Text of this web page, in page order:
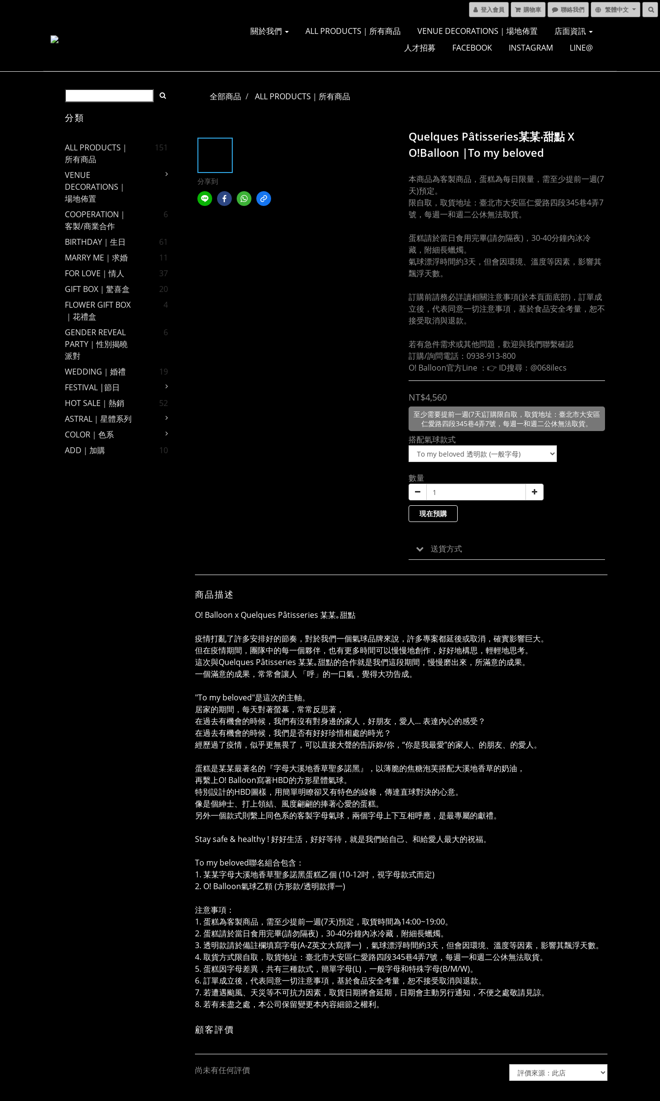
登入會員 購物車 聯絡我們 繁體中文
關於我們 ALL PRODUCTS｜所有商品 VENUE DECORATIONS｜場地佈置
店面資訊
人才招募
FACEBOOK INSTAGRAM LINE@
分類
ALL PRODUCTS｜
所有商品
151
VENUE
DECORATIONS｜
場地佈置
COOPERATION｜
客製/商業合作
6
BIRTHDAY｜生日
61
MARRY ME｜求婚
11
FOR LOVE｜情人
37
GIFT BOX｜驚喜盒
20
FLOWER GIFT BOX
｜花禮盒
4
GENDER REVEAL
PARTY｜性別揭曉
派對
6
WEDDING｜婚禮
19
FESTIVAL |節日
HOT SALE｜熱銷
52
ASTRAL｜星體系列
COLOR｜色系
ADD｜加購
10
全部商品 ALL PRODUCTS｜所有商品
分享到
Quelques Pâtisseries某某‧甜點 X
O!Balloon |To my beloved
本商品為客製商品，蛋糕為每日限量，需至少提前一週(7
天)預定。
限自取，取貨地址：臺北市大安區仁愛路四段345巷4弄7
號，每週一和週二公休無法取貨。
蛋糕請於當日食用完畢(請勿隔夜)，30-40分鐘內冰冷
藏，附細長蠟燭。
氣球漂浮時間約3天，但會因環境、溫度等因素，影響其
飄浮天數。
訂購前請務必詳讀相關注意事項(於本頁面底部)，訂單成
立後，代表同意一切注意事項，基於食品安全考量，恕不
接受取消與退款。
若有急件需求或其他問題，歡迎與我們聯繫確認
訂購/詢問電話：0938-913-800
O! Balloon官方Line ：👉 ID搜尋：@068ilecs
NT$4,560
至少需要提前一週(7天)訂購限自取，取貨地址：臺北市大安區
仁愛路四段345巷4弄7號，每週一和週二公休無法取貨。
搭配氣球款式
數量
現在預購
送貨方式
商品描述
O! Balloon x Quelques Pâtisseries 某某｡甜點
疫情打亂了許多安排好的節奏，對於我們一個氣球品牌來說，許多專案都延後或取消，確實影響巨大。
但在疫情期間，團隊中的每一個夥伴，也有更多時間可以慢慢地創作，好好地構思，輕輕地思考。
這次與Quelques Pâtisseries 某某｡甜點的合作就是我們這段期間，慢慢磨出來，所滿意的成果。
一個滿意的成果，常常會讓人 「呼」的一口氣，覺得大功告成。
"To my beloved"是這次的主軸。
居家的期間，每天對著螢幕，常常反思著，
在過去有機會的時候，我們有沒有對身邊的家人，好朋友，愛人... 表達內心的感受？
在過去有機會的時候，我們是否有好好珍惜相處的時光？
經歷過了疫情，似乎更無畏了，可以直接大聲的告訴妳/你，“你是我最愛”的家人、的朋友、的愛人。
蛋糕是某某最著名的『字母大溪地香草聖多諾黑』，以薄脆的焦糖泡芙搭配大溪地香草的奶油，
再繫上O! Balloon寫著HBD的方形星體氣球。
特別設計的HBD圖樣，用簡單明瞭卻又有特色的線條，傳達直球對決的心意。
像是個紳士、打上領結、風度翩翩的捧著心愛的蛋糕。
另外一個款式則繫上同色系的客製字母氣球，兩個字母上下互相呼應，是最專屬的獻禮。
Stay safe & healthy ! 好好生活，好好等待，就是我們給自己、和給愛人最大的祝福。
To my beloved聯名組合包含：
1. 某某字母大溪地香草聖多諾黑蛋糕乙個 (10-12吋，視字母款式而定)
2. O! Balloon氣球乙顆 (方形款/透明款擇一)
注意事項：
1. 蛋糕為客製商品，需至少提前一週(7天)預定，取貨時間為14:00~19:00。
2. 蛋糕請於當日食用完畢(請勿隔夜)，30-40分鐘內冰冷藏，附細長蠟燭。
3. 透明款請於備註欄填寫字母(A-Z英文大寫擇一) ，氣球漂浮時間約3天，但會因環境、溫度等因素，影響其飄浮天數。
4. 取貨方式限自取，取貨地址：臺北市大安區仁愛路四段345巷4弄7號，每週一和週二公休無法取貨。
5. 蛋糕因字母差異，共有三種款式，簡單字母(L)，一般字母和特殊字母(B/M/W)。
6. 訂單成立後，代表同意一切注意事項，基於食品安全考量，恕不接受取消與退款。
7. 若遭遇颱風、天災等不可抗力因素，取貨日期將會延期，日期會主動另行通知，不便之處敬請見諒。
8. 若有未盡之處，本公司保留變更本內容細節之權利。
顧客評價
尚未有任何評價